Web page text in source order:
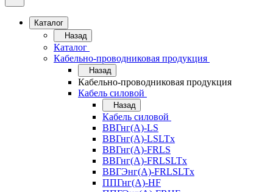
Каталог
Назад
Каталог
Кабельно-проводниковая продукция
Назад
Кабельно-проводниковая продукция
Кабель силовой
Назад
Кабель силовой
ВВГнг(А)-LS
ВВГнг(А)-LSLTx
ВВГнг(А)-FRLS
ВВГнг(А)-FRLSLTx
ВВГЭнг(А)-FRLSLTx
ППГнг(А)-HF